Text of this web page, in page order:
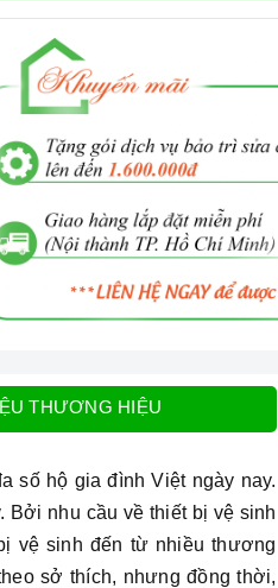
THƯƠNG HIỆU
số hộ gia đình Việt ngày nay.
Bởi nhu cầu về thiết bị vệ sinh
vệ sinh đến từ nhiều thương
sở thích, nhưng đồng thời,